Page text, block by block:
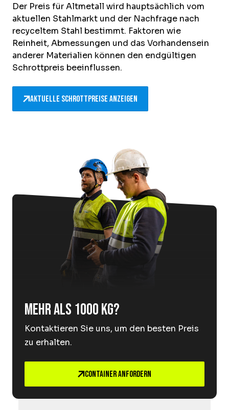
Der Preis für Altmetall wird hauptsächlich vom
aktuellen Stahlmarkt und der Nachfrage nach
recyceltem Stahl bestimmt. Faktoren wie
Reinheit, Abmessungen und das Vorhandensein
anderer Materialien können den endgültigen
Schrottpreis beeinflussen.
Aktuelle Schrottpreise anzeigen
Mehr als 1000 kg?
Kontaktieren Sie uns, um den besten Preis
zu erhalten.
Container anfordern